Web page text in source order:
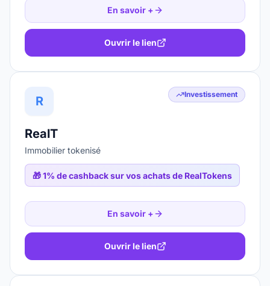
En savoir +
Ouvrir le lien
R Investissement
RealT
Immobilier tokenisé
🎁1% de cashback sur vos achats de RealTokens
En savoir +
Ouvrir le lien